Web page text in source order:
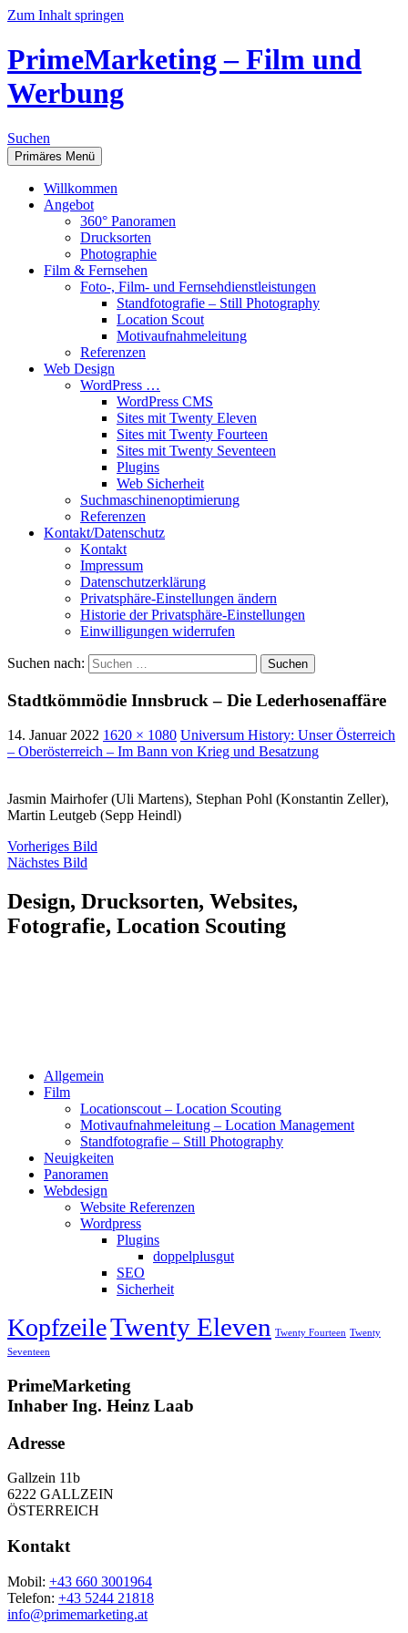
Zum Inhalt springen
PrimeMarketing – Film und
Werbung
Suchen
Primäres Menü
Willkommen
Angebot
360° Panoramen
Drucksorten
Photographie
Film & Fernsehen
Foto-, Film- und Fernsehdienstleistungen
Standfotografie – Still Photography
Location Scout
Motivaufnahmeleitung
Referenzen
Web Design
WordPress …
WordPress CMS
Sites mit Twenty Eleven
Sites mit Twenty Fourteen
Sites mit Twenty Seventeen
Plugins
Web Sicherheit
Suchmaschinenoptimierung
Referenzen
Kontakt/Datenschutz
Kontakt
Impressum
Datenschutzerklärung
Privatsphäre-Einstellungen ändern
Historie der Privatsphäre-Einstellungen
Einwilligungen widerrufen
Suchen nach:
Stadtkömmödie Innsbruck – Die Lederhosenaffäre
14. Januar 2022 1620 × 1080 Universum History: Unser Österreich
– Oberösterreich – Im Bann von Krieg und Besatzung
Jasmin Mairhofer (Uli Martens), Stephan Pohl (Konstantin Zeller),
Martin Leutgeb (Sepp Heindl)
Vorheriges Bild
Nächstes Bild
Design, Drucksorten, Websites,
Fotografie, Location Scouting
Allgemein
Film
Locationscout – Location Scouting
Motivaufnahmeleitung – Location Management
Standfotografie – Still Photography
Neuigkeiten
Panoramen
Webdesign
Website Referenzen
Wordpress
Plugins
doppelplusgut
SEO
Sicherheit
KopfzeileTwenty Eleven Twenty Fourteen Twenty
Seventeen
PrimeMarketing
Inhaber Ing. Heinz Laab
Adresse
Gallzein 11b
6222 GALLZEIN
ÖSTERREICH
Kontakt
Mobil: +43 660 3001964
Telefon: +43 5244 21818
info@primemarketing.at